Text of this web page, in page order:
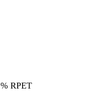
RPET